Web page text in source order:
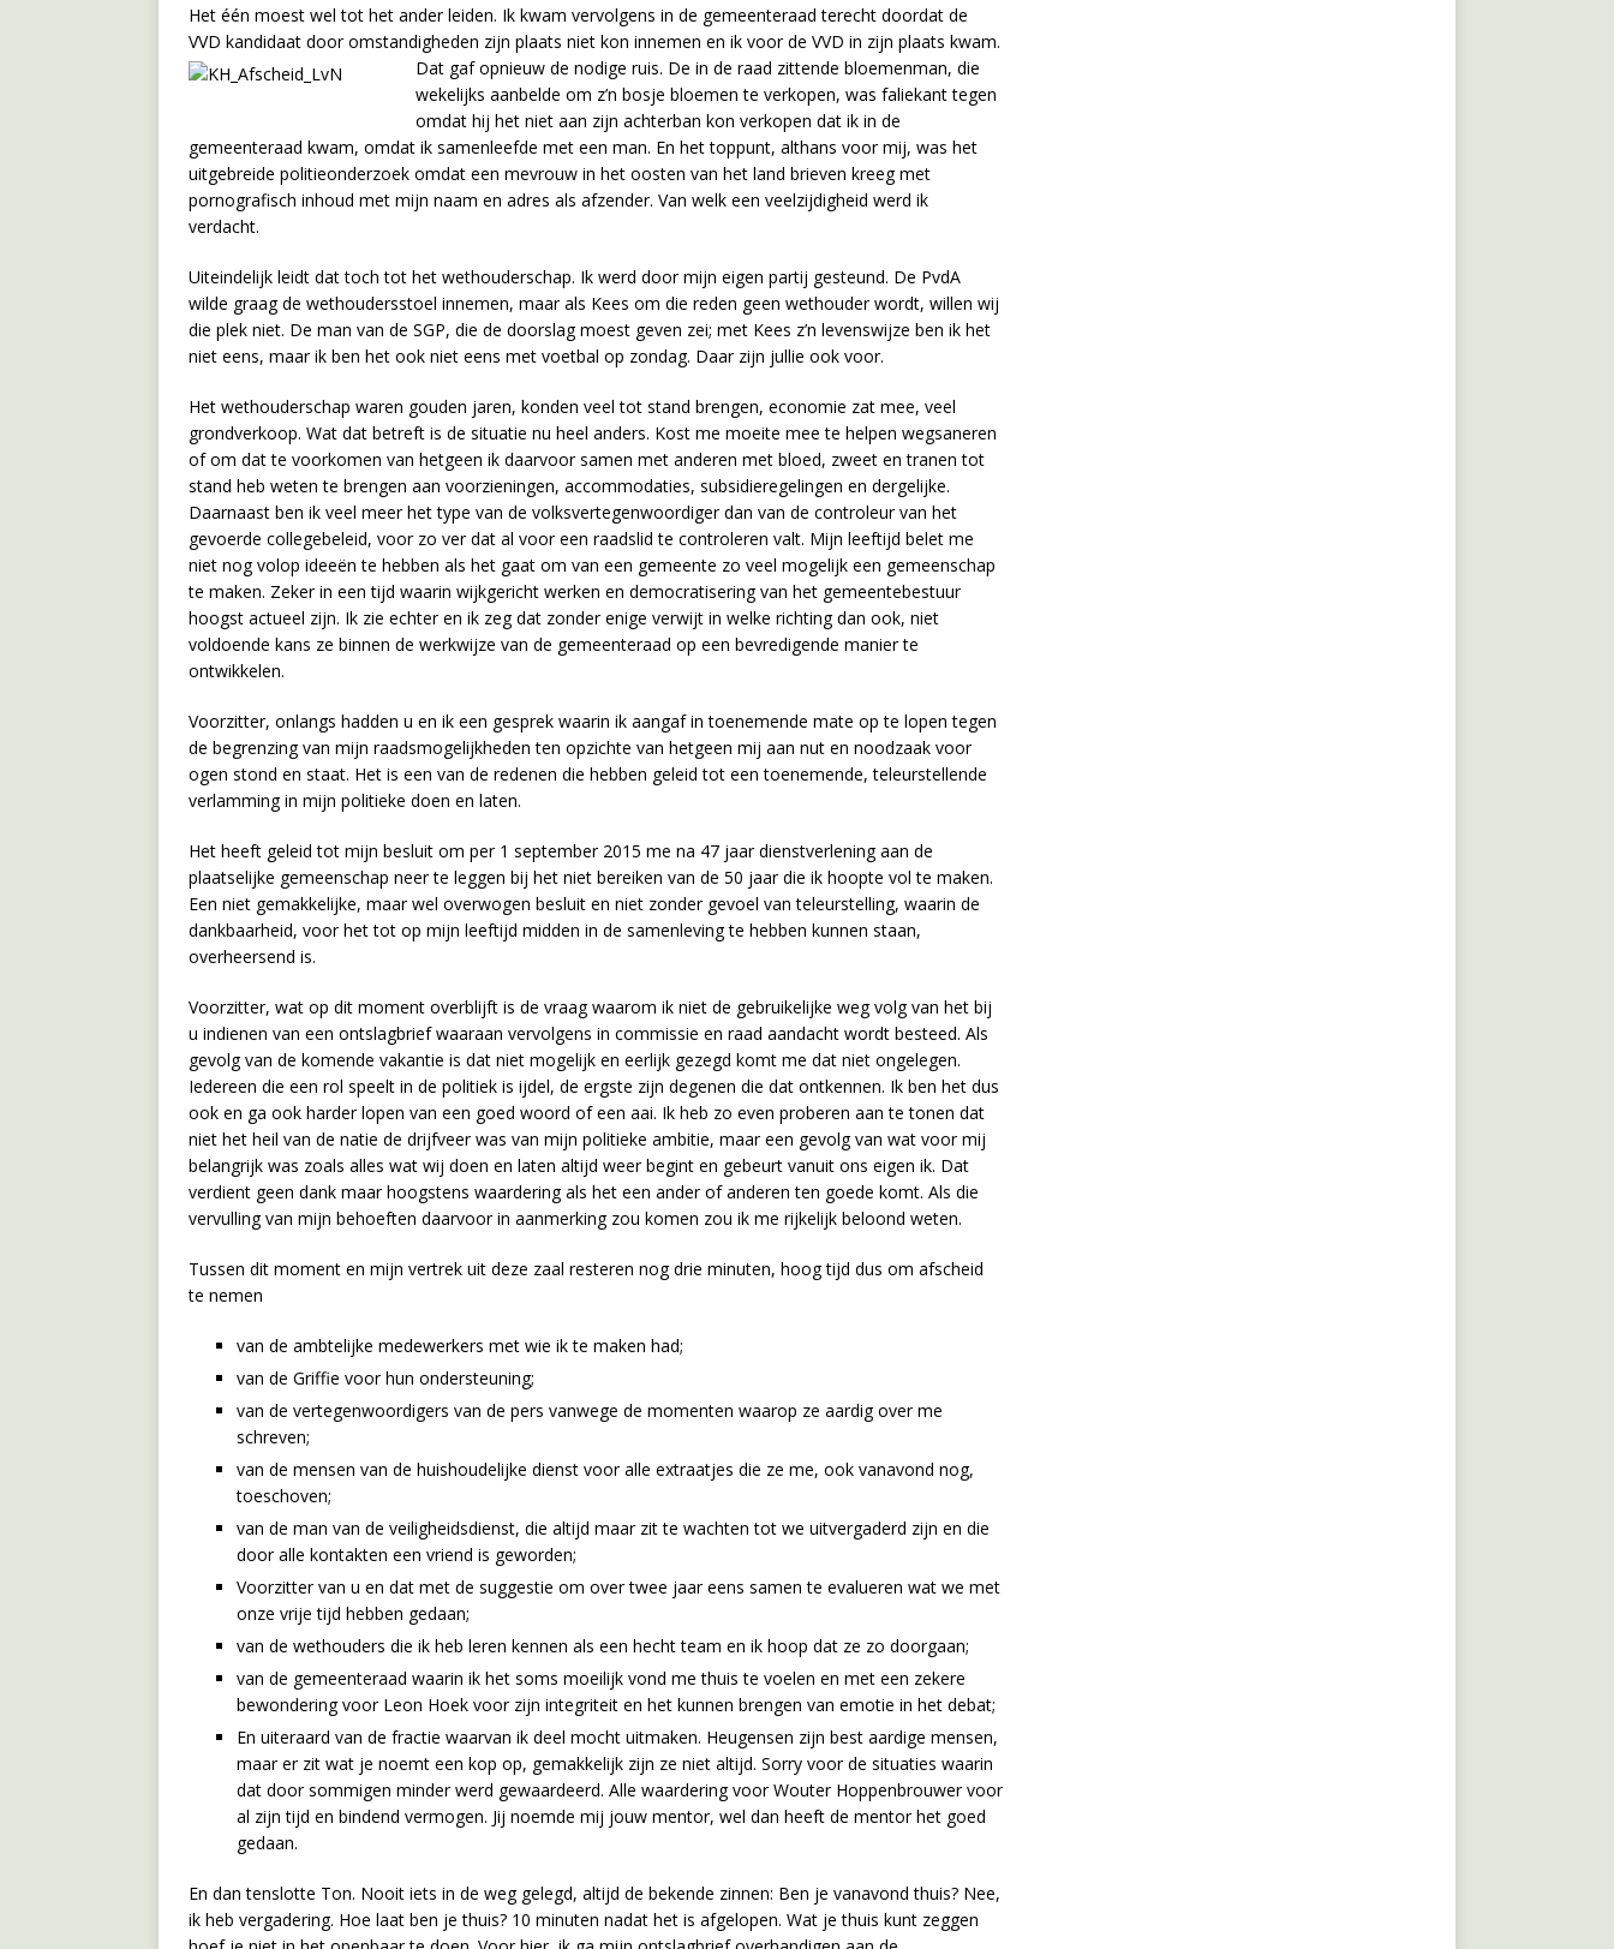
Het één moest wel tot het ander leiden. Ik kwam vervolgens in de gemeenteraad terecht doordat de
VVD kandidaat door omstandigheden zijn plaats niet kon innemen en ik voor de VVD in zijn plaats kwam.
Dat gaf opnieuw de nodige ruis. De in de raad zittende bloemenman, die
wekelijks aanbelde om z’n bosje bloemen te verkopen, was faliekant tegen
omdat hij het niet aan zijn achterban kon verkopen dat ik in de
gemeenteraad kwam, omdat ik samenleefde met een man. En het toppunt, althans voor mij, was het
uitgebreide politieonderzoek omdat een mevrouw in het oosten van het land brieven kreeg met
pornografisch inhoud met mijn naam en adres als afzender. Van welk een veelzijdigheid werd ik
verdacht.
Uiteindelijk leidt dat toch tot het wethouderschap. Ik werd door mijn eigen partij gesteund. De PvdA
wilde graag de wethoudersstoel innemen, maar als Kees om die reden geen wethouder wordt, willen wij
die plek niet. De man van de SGP, die de doorslag moest geven zei; met Kees z’n levenswijze ben ik het
niet eens, maar ik ben het ook niet eens met voetbal op zondag. Daar zijn jullie ook voor.
Het wethouderschap waren gouden jaren, konden veel tot stand brengen, economie zat mee, veel
grondverkoop. Wat dat betreft is de situatie nu heel anders. Kost me moeite mee te helpen wegsaneren
of om dat te voorkomen van hetgeen ik daarvoor samen met anderen met bloed, zweet en tranen tot
stand heb weten te brengen aan voorzieningen, accommodaties, subsidieregelingen en dergelijke.
Daarnaast ben ik veel meer het type van de volksvertegenwoordiger dan van de controleur van het
gevoerde collegebeleid, voor zo ver dat al voor een raadslid te controleren valt. Mijn leeftijd belet me
niet nog volop ideeën te hebben als het gaat om van een gemeente zo veel mogelijk een gemeenschap
te maken. Zeker in een tijd waarin wijkgericht werken en democratisering van het gemeentebestuur
hoogst actueel zijn. Ik zie echter en ik zeg dat zonder enige verwijt in welke richting dan ook, niet
voldoende kans ze binnen de werkwijze van de gemeenteraad op een bevredigende manier te
ontwikkelen.
Voorzitter, onlangs hadden u en ik een gesprek waarin ik aangaf in toenemende mate op te lopen tegen
de begrenzing van mijn raadsmogelijkheden ten opzichte van hetgeen mij aan nut en noodzaak voor
ogen stond en staat. Het is een van de redenen die hebben geleid tot een toenemende, teleurstellende
verlamming in mijn politieke doen en laten.
Het heeft geleid tot mijn besluit om per 1 september 2015 me na 47 jaar dienstverlening aan de
plaatselijke gemeenschap neer te leggen bij het niet bereiken van de 50 jaar die ik hoopte vol te maken.
Een niet gemakkelijke, maar wel overwogen besluit en niet zonder gevoel van teleurstelling, waarin de
dankbaarheid, voor het tot op mijn leeftijd midden in de samenleving te hebben kunnen staan,
overheersend is.
Voorzitter, wat op dit moment overblijft is de vraag waarom ik niet de gebruikelijke weg volg van het bij
u indienen van een ontslagbrief waaraan vervolgens in commissie en raad aandacht wordt besteed. Als
gevolg van de komende vakantie is dat niet mogelijk en eerlijk gezegd komt me dat niet ongelegen.
Iedereen die een rol speelt in de politiek is ijdel, de ergste zijn degenen die dat ontkennen. Ik ben het dus
ook en ga ook harder lopen van een goed woord of een aai. Ik heb zo even proberen aan te tonen dat
niet het heil van de natie de drijfveer was van mijn politieke ambitie, maar een gevolg van wat voor mij
belangrijk was zoals alles wat wij doen en laten altijd weer begint en gebeurt vanuit ons eigen ik. Dat
verdient geen dank maar hoogstens waardering als het een ander of anderen ten goede komt. Als die
vervulling van mijn behoeften daarvoor in aanmerking zou komen zou ik me rijkelijk beloond weten.
Tussen dit moment en mijn vertrek uit deze zaal resteren nog drie minuten, hoog tijd dus om afscheid
te nemen
van de ambtelijke medewerkers met wie ik te maken had;
van de Griffie voor hun ondersteuning;
van de vertegenwoordigers van de pers vanwege de momenten waarop ze aardig over me
schreven;
van de mensen van de huishoudelijke dienst voor alle extraatjes die ze me, ook vanavond nog,
toeschoven;
van de man van de veiligheidsdienst, die altijd maar zit te wachten tot we uitvergaderd zijn en die
door alle kontakten een vriend is geworden;
Voorzitter van u en dat met de suggestie om over twee jaar eens samen te evalueren wat we met
onze vrije tijd hebben gedaan;
van de wethouders die ik heb leren kennen als een hecht team en ik hoop dat ze zo doorgaan;
van de gemeenteraad waarin ik het soms moeilijk vond me thuis te voelen en met een zekere
bewondering voor Leon Hoek voor zijn integriteit en het kunnen brengen van emotie in het debat;
En uiteraard van de fractie waarvan ik deel mocht uitmaken. Heugensen zijn best aardige mensen,
maar er zit wat je noemt een kop op, gemakkelijk zijn ze niet altijd. Sorry voor de situaties waarin
dat door sommigen minder werd gewaardeerd. Alle waardering voor Wouter Hoppenbrouwer voor
al zijn tijd en bindend vermogen. Jij noemde mij jouw mentor, wel dan heeft de mentor het goed
gedaan.
En dan tenslotte Ton. Nooit iets in de weg gelegd, altijd de bekende zinnen: Ben je vanavond thuis? Nee,
ik heb vergadering. Hoe laat ben je thuis? 10 minuten nadat het is afgelopen. Wat je thuis kunt zeggen